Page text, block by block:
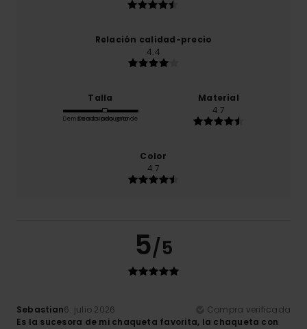
Relación calidad-precio
4.4
Talla
Demasiado pequeño
Demasiado grande
Material
4.7
Color
4.7
5/5
Sebastian6. julio 2026
Compra verificada
Es la sucesora de mi chaqueta favorita, la chaqueta con